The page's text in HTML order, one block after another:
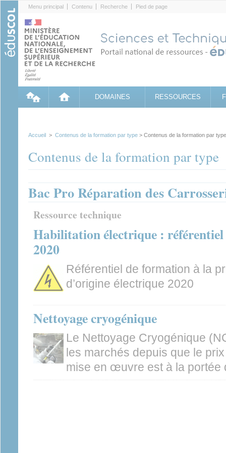
Menu principal Contenu Recherche Pied de page
DOMAINES RESSOURCES
Accueil > Contenus de la formation par type > Contenus de la formation par type
Contenus de la formation par type
Bac Pro Réparation des
Ressource technique
Habilitation électrique :
2020
Référentiel de formation à la
d’origine électrique 2020
Nettoyage cryogénique
Le Nettoyage Cryogénique
les marchés depuis que le
mise en œuvre est à la portée